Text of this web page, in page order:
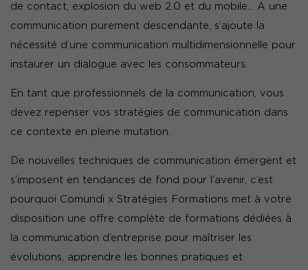
de contact, explosion du web 2.0 et du mobile… A une
communication purement descendante, s’ajoute la
nécessité d’une communication multidimensionnelle pour
instaurer un dialogue avec les consommateurs.
En tant que professionnels de la communication, vous
devez repenser vos stratégies de communication dans
ce contexte en pleine mutation.
De nouvelles techniques de communication émergent et
s’imposent en tendances de fond pour l’avenir, c’est
pourquoi Comundi x Stratégies Formations met à votre
disposition une offre complète de formations dédiées à
la communication d’entreprise pour maîtriser les
évolutions, apprendre les bonnes pratiques et